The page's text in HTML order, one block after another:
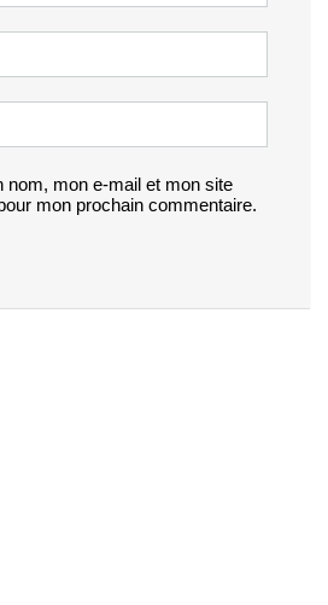
nom, mon e-mail et mon site
mon prochain commentaire.